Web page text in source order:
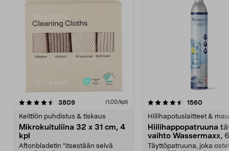
3809arvostelut (1,00/kpl)
Keittiön puhdistus & tiskaus
Mikrokuituliina 32 x 31 cm, 4
kpl
Aftonbladetin "itsestään selvä
4.5viidestä
1560
Hiilihapotuslaitteet &
Hiilihappopatruuna
vaihto Wassermaxx,
Täyttöpatruuna, joka
4.5viidestä